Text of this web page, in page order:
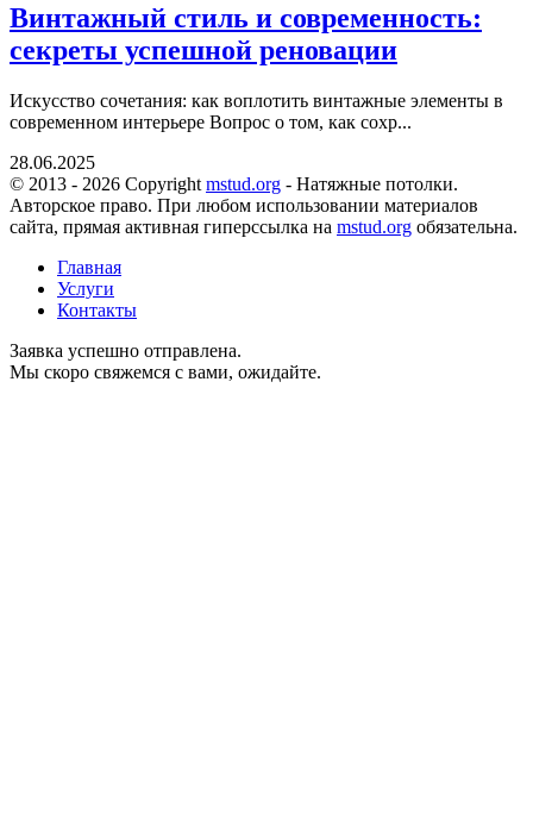
Винтажный стиль и современность:
секреты успешной реновации
Искусство сочетания: как воплотить винтажные элементы в
современном интерьере Вопрос о том, как сохр...
28.06.2025
© 2013 - 2026 Copyright mstud.org - Натяжные потолки.
Авторское право. При любом использовании материалов
сайта, прямая активная гиперссылка на mstud.org обязательна.
Главная
Услуги
Контакты
Заявка успешно отправлена.
Мы скоро свяжемся с вами, ожидайте.